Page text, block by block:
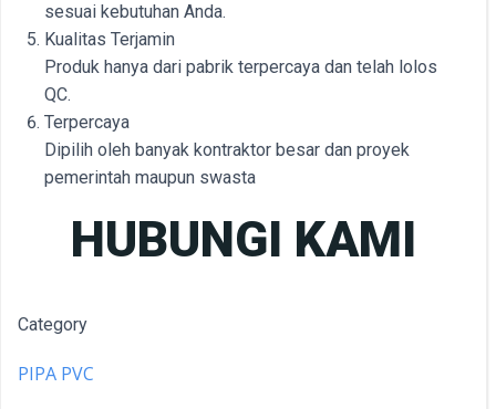
sesuai kebutuhan Anda.
Kualitas Terjamin
Produk hanya dari pabrik terpercaya dan telah lolos
QC.
Terpercaya
Dipilih oleh banyak kontraktor besar dan proyek
pemerintah maupun swasta
HUBUNGI KAMI
Category
PIPA PVC